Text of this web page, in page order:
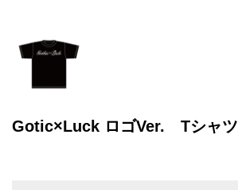
Gotic×Luck ロゴVer. Tシャツ